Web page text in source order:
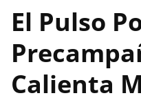
El Pulso
Calienta